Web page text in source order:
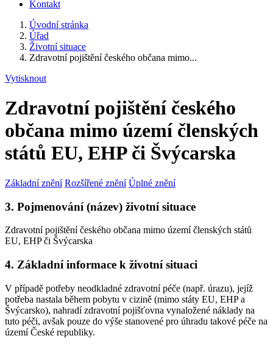
Kontakt
Úvodní stránka
Úřad
Životní situace
Zdravotní pojištění českého občana mimo...
Vytisknout
Zdravotní pojištění českého
občana mimo území členských
států EU, EHP či Švýcarska
Základní znění Rozšířené znění Úplné znění
3. Pojmenování (název) životní situace
Zdravotní pojištění českého občana mimo území členských států
EU, EHP či Švýcarska
4. Základní informace k životní situaci
V případě potřeby neodkladné zdravotní péče (např. úrazu), jejíž
potřeba nastala během pobytu v cizině (mimo státy EU, EHP a
Švýcarsko), nahradí zdravotní pojišťovna vynaložené náklady na
tuto péči, avšak pouze do výše stanovené pro úhradu takové péče na
území České republiky.